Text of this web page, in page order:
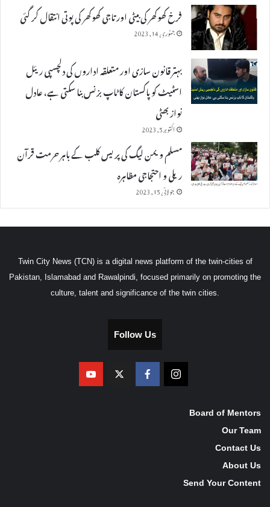
فرخ کھوکھر کی بیٹی اور تاجی کھوکھر کی پوتی انتقال کر گئی
جنوری 14, 2023
بہتر قانون سازی اور متعلقہ اداروں کی دلچسپی ریئل
اسٹیٹ کو پاکستان کا ٹاپ بزنس بنا سکتی ہے، عادل
نواز بھٹی
اکتوبر 5, 2023
مسلم ویمن لیگ کی پریس کلب کے باہر حرمت قرآن
ریلی و احتجاجی مظاہرہ
جولائی 15, 2023
Twin City News (TCN) is a digital news platform of the twin-cities of
Pakistan, Islamabad and Rawalpindi, focused primarily on promoting the
culture, talent and significance of the twin cities.
Follow Us
Board of Mentors
Our Team
Contact Us
About Us
Send Your Content